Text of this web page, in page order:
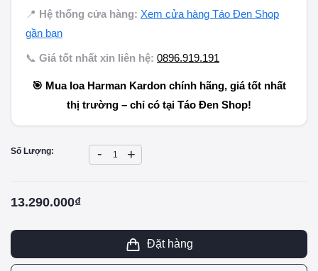
📍 Hệ thống cửa hàng: Xem cửa hàng Táo Đen Shop
gần bạn
📞 Giá tốt nhất xin liên hệ: 0896.919.191
🎯 Mua loa Harman Kardon chính hãng, giá tốt nhất
thị trường – chỉ có tại Táo Đen Shop!
Số Lượng: - +
13.290.000₫
Đặt hàng